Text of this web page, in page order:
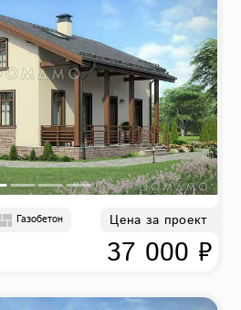
Газобетон Цена за проект
37 000 ₽